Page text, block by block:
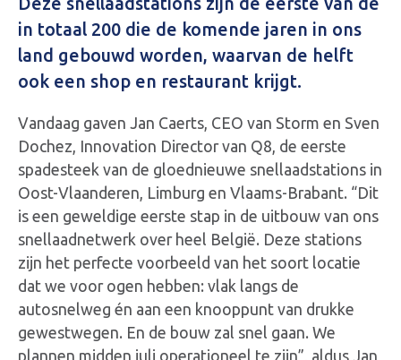
in totaal 200 die de komende jaren in ons
land gebouwd worden, waarvan de helft
ook een shop en restaurant krijgt.
Vandaag gaven Jan Caerts, CEO van Storm en Sven
Dochez, Innovation Director van Q8, de eerste
spadesteek van de gloednieuwe snellaadstations in
Oost-Vlaanderen, Limburg en Vlaams-Brabant. “Dit
is een geweldige eerste stap in de uitbouw van ons
snellaadnetwerk over heel België. Deze stations
zijn het perfecte voorbeeld van het soort locatie
dat we voor ogen hebben: vlak langs de
autosnelweg én aan een knooppunt van drukke
gewestwegen. En de bouw zal snel gaan. We
plannen midden juli operationeel te zijn”, aldus Jan